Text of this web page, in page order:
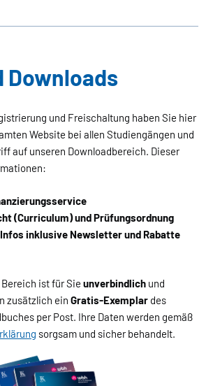
Downloads
und Freischaltung haben Sie hier
Website bei allen Studiengängen und
auf unseren Downloadbereich. Dieser
(Curriculum) und Prüfungsordnung
inklusive Newsletter und Rabatte
Bereich ist für Sieunverbindlich und
zusätzlich einGratis-Exemplar des
per Post. Ihre Daten werden gemäß
sorgsam und sicher behandelt.